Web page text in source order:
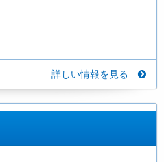
詳しい情報を見る